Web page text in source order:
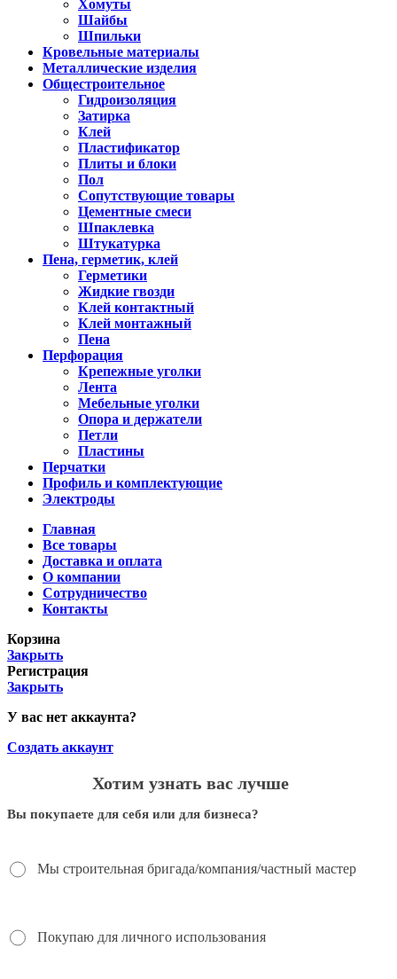
Хомуты
Шайбы
Шпильки
Кровельные материалы
Металлические изделия
Общестроительное
Гидроизоляция
Затирка
Клей
Пластификатор
Плиты и блоки
Пол
Сопутствующие товары
Цементные смеси
Шпаклевка
Штукатурка
Пена, герметик, клей
Герметики
Жидкие гвозди
Клей контактный
Клей монтажный
Пена
Перфорация
Крепежные уголки
Лента
Мебельные уголки
Опора и держатели
Петли
Пластины
Перчатки
Профиль и комплектующие
Электроды
Главная
Все товары
Доставка и оплата
О компании
Сотрудничество
Контакты
Корзина
Закрыть
Регистрация
Закрыть
У вас нет аккаунта?
Создать аккаунт
Хотим узнать вас лучше
Вы покупаете для себя или для бизнеса?
Мы строительная бригада/компания/частный мастер
Покупаю для личного использования